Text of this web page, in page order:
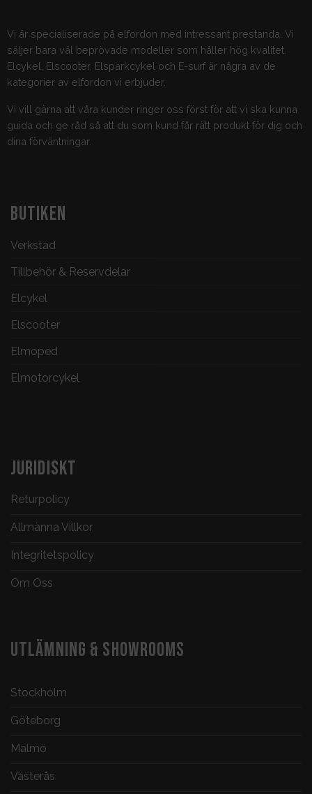
Vi är specialiserade på elfordon med intressant prestanda. Vi
säljer bara väl beprövade modeller som håller hög kvalitet.
Elcykel, Elscooter, Elsparkcykel och E-surf är några av de
kategorier av elfordon vi erbjuder.
Vi vill gärna att våra kunder ringer oss först för att vi ska kunna
guida och ge råd så att du som kund får rätt produkt för dig och
dina förväntningar.
BUTIKEN
Verkstad
Tillbehör & Reservdelar
Elcykel
Elscooter
Elmoped
Elmotorcykel
JURIDISKT
Returpolicy
Allmänna Villkor
Integritetspolicy
Om Oss
UTLÄMNING & SHOWROOMS
Stockholm
Göteborg
Malmö
Västerås